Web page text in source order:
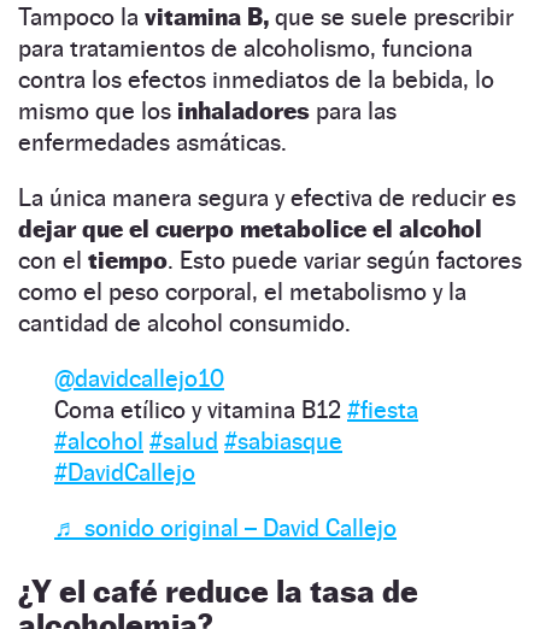
Tampoco la vitamina B, que se suele prescribir
para tratamientos de alcoholismo, funciona
contra los efectos inmediatos de la bebida, lo
mismo que los inhaladores para las
enfermedades asmáticas.
La única manera segura y efectiva de reducir es
dejar que el cuerpo metabolice el alcohol
con el tiempo. Esto puede variar según factores
como el peso corporal, el metabolismo y la
cantidad de alcohol consumido.
@davidcallejo10
Coma etílico y vitamina B12 #fiesta
#alcohol #salud #sabiasque
#DavidCallejo
♬ sonido original – David Callejo
¿Y el café reduce la tasa de